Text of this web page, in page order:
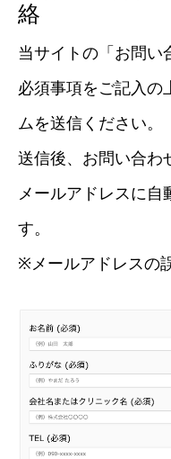
絡
当サイトの「お問い
必須事項をご記入の
ムを送信ください。
送信後、お問い合わ
メールアドレスに自
す。
※メールアドレスの